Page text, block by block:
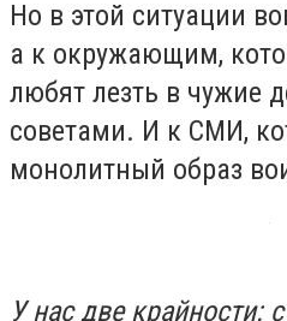
Но в этой ситуации
а к окружающим,
любят лезть в чужие
советами. И к СМИ,
монолитный образ
У нас две крайности: